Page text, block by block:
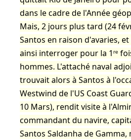
dans le cadre de l'Année
Mais, 2 jours plus tard (24
Santos en raison d'avaries,
ainsi interroger pour la 1ʳᵉ
hommes. L'attaché naval
trouvait alors à Santos à
Westwind de l'US Coast
10 Mars), rendit visite à
commandant du navire,
Santos Saldanha de